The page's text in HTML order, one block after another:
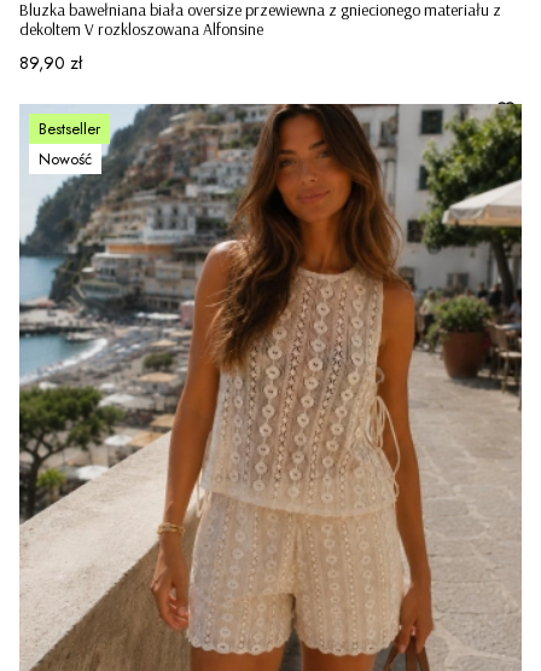
Bluzka bawełniana biała oversize przewiewna z gniecionego materiału z
dekoltem V rozkloszowana Alfonsine
Cena
89,90 zł
Bestseller
Nowość